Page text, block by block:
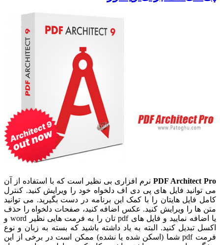
PDF Architect Pro نرم افزاری بی نظیر است که با استفاده از آن
می توانید فایل های پی دی اف دلخواه خود را ویرایش کنید. کنترل
کامل فایل هایتان را با کمک این برنامه در دست بگیرید. می توانید
متن ها را ویرایش کنید. عکس اضافه کنید، صفحات دلخواه را حذف
یا اضافه نمایید و فایل های pdf تان را به فرمت هایی نظیر word و
اکسل تبدیل کنید. البته به یاد داشته باشید که بسته به زبان و نوع
فرمت pdf شما (اسکن شده یا نشده) ممکن است در برخی از این